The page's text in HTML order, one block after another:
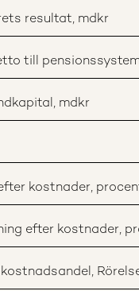
resultat, mdkr
till
mdkr
kostnader,
efter kostnader,